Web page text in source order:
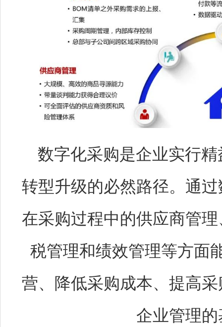
数字化采购是企业实行
转型升级的必然路径。通
在采购过程中的供应商管
税管理和绩效管理等方面
营、降低采购成本、提高
企业管理